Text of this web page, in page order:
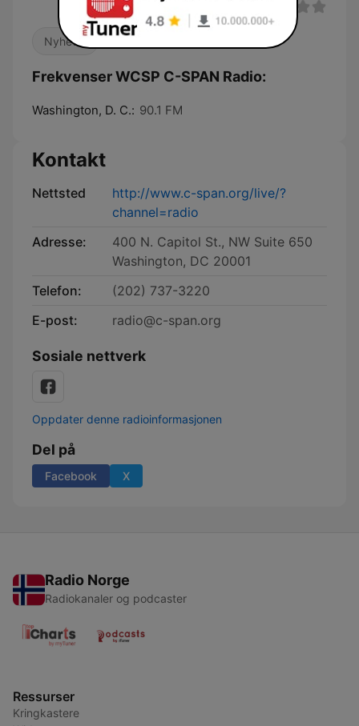
Nyheter
Frekvenser WCSP C-SPAN Radio:
Washington, D. C.: 90.1 FM
Kontakt
Nettsted
http://www.c-span.org/live/?
channel=radio
Adresse:
400 N. Capitol St., NW Suite 650
Washington, DC 20001
Telefon:
(202) 737-3220
E-post:
radio@c-span.org
Sosiale nettverk
Oppdater denne radioinformasjonen
Del på
Facebook X
Radio Norge
Radiokanaler og podcaster
Ressurser
Kringkastere